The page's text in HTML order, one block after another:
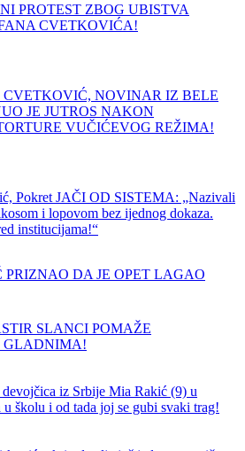
PROTEST ZBOG UBISTVA
CVETKOVIĆA!
CVETKOVIĆ, NOVINAR IZ BELE
JE JUTROS NAKON
VUČIĆEVOG REŽIMA!
Pokret JAČI OD SISTEMA: „Nazivali
i lopovom bez ijednog dokaza.
institucijama!“
PRIZNAO DA JE OPET LAGAO
SLANCI POMAŽE
GLADNIMA!
devojčica iz Srbije Mia Rakić (9) u
školu i od tada joj se gubi svaki trag!